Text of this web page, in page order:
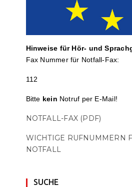
Hinweise für Hör- und
Fax Nummer für Notfall-Fax:
112
Bitte kein Notruf per E-Mail!
NOTFALL-FAX (PDF)
WICHTIGE RUFNUMMERN
NOTFALL
SUCHE